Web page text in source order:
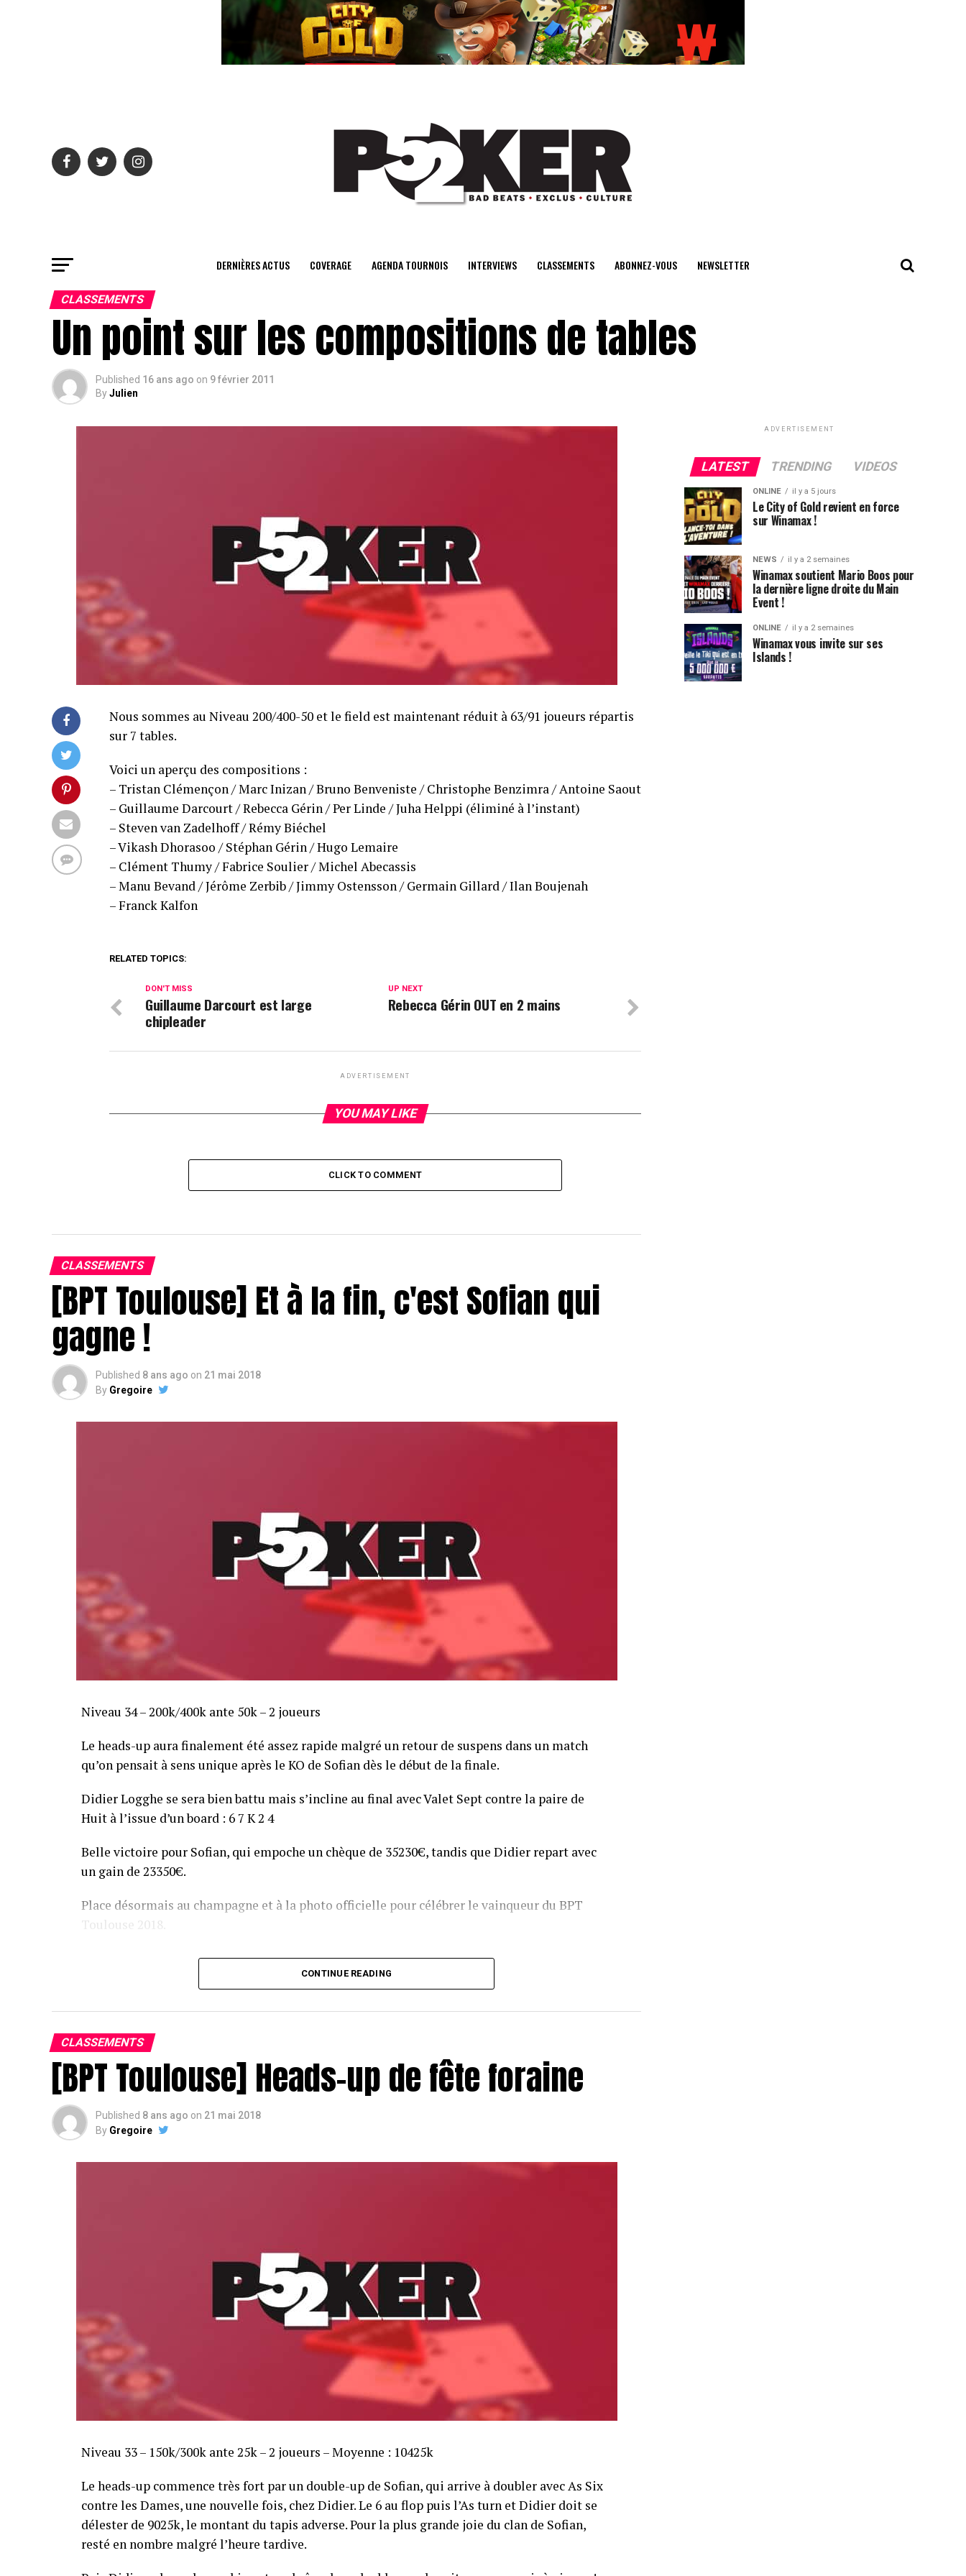
center>
DERNIÈRES ACTUS COVERAGE AGENDA TOURNOIS INTERVIEWS CLASSEMENTS ABONNEZ-VOUS NEWSLETTER
CLASSEMENTS
Un point sur les compositions de tables
Published 16 ans ago on 9 février 2011
ByJulien
Nous sommes au Niveau 200/400-50 et le field est maintenant réduit à 63/91 joueurs répartis
sur 7 tables.
Voici un aperçu des compositions :
– Tristan Clémençon / Marc Inizan / Bruno Benveniste / Christophe Benzimra / Antoine Saout
– Guillaume Darcourt / Rebecca Gérin / Per Linde / Juha Helppi (éliminé à l’instant)
– Steven van Zadelhoff / Rémy Biéchel
– Vikash Dhorasoo / Stéphan Gérin / Hugo Lemaire
– Clément Thumy / Fabrice Soulier / Michel Abecassis
– Manu Bevand / Jérôme Zerbib / Jimmy Ostensson / Germain Gillard / Ilan Boujenah
– Franck Kalfon
RELATED TOPICS:
UP NEXT
Rebecca Gérin OUT en 2 mains
DON'T MISS
Guillaume Darcourt est large
chipleader
ADVERTISEMENT
YOU MAY LIKE
CLICK TO COMMENT
CLASSEMENTS
[BPT Toulouse] Et à la fin, c'est Sofian qui
gagne !
Published 8 ans ago on 21 mai 2018
By Gregoire
Niveau 34 – 200k/400k ante 50k – 2 joueurs
Le heads-up aura finalement été assez rapide malgré un retour de suspens dans un match
qu’on pensait à sens unique après le KO de Sofian dès le début de la finale.
Didier Logghe se sera bien battu mais s’incline au final avec Valet Sept contre la paire de
Huit à l’issue d’un board : 6 7 K 2 4
Belle victoire pour Sofian, qui empoche un chèque de 35230€, tandis que Didier repart avec
un gain de 23350€.
Place désormais au champagne et à la photo officielle pour célébrer le vainqueur du BPT
Toulouse 2018.
Assis devant une tonne, Sofian remporte le trophée du BPT Toulouse 2018, en costaud !
Sofian Benaissa, vainqueur bien entouré !
CONTINUE READING
CLASSEMENTS
[BPT Toulouse] Heads-up de fête foraine
Published 8 ans ago on 21 mai 2018
By Gregoire
Niveau 33 – 150k/300k ante 25k – 2 joueurs – Moyenne : 10425k
Le heads-up commence très fort par un double-up de Sofian, qui arrive à doubler avec As Six
contre les Dames, une nouvelle fois, chez Didier. Le 6 au flop puis l’As turn et Didier doit se
délester de 9025k, le montant du tapis adverse. Pour la plus grande joie du clan de Sofian,
resté en nombre malgré l’heure tardive.
ADVERTISEMENT
LATEST TRENDING VIDEOS
ONLINE il y a 5 jours
Le City of Gold revient en force
sur Winamax !
NEWS il y a 2 semaines
Winamax soutient Mario Boos pour
la dernière ligne droite du Main
Event !
ONLINE il y a 2 semaines
Winamax vous invite sur ses
Islands !